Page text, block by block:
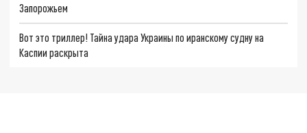
Запорожьем
Вот это триллер! Тайна удара Украины по иранскому судну на
Каспии раскрыта